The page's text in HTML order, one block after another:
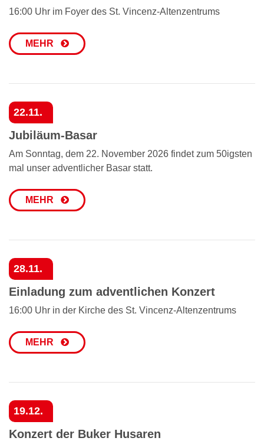
16:00 Uhr im Foyer des St. Vincenz-Altenzentrums
MEHR
22.11.
Jubiläum-Basar
Am Sonntag, dem 22. November 2026 findet zum 50igsten
mal unser adventlicher Basar statt.
MEHR
28.11.
Einladung zum adventlichen Konzert
16:00 Uhr in der Kirche des St. Vincenz-Altenzentrums
MEHR
19.12.
Konzert der Buker Husaren